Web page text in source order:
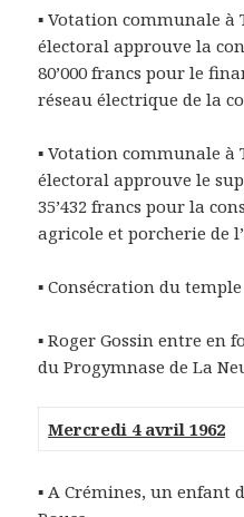
▪ Votation communale à
électoral approuve la
80’000 francs pour le
réseau électrique de la
▪ Votation communale à
électoral approuve le
35’432 francs pour la
agricole et porcherie de
▪ Consécration du
▪ Roger Gossin entre en
du Progymnase de La
Mercredi 4 avril 1962
▪ A Crémines, un enfant